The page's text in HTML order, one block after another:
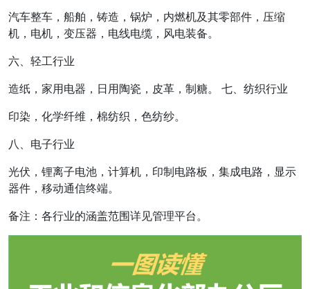
汽车整车，船舶，铸造，锅炉，内燃机及其零部件，压缩
机，电机，变压器，电线电缆，风电装备。
六、轻工行业
造纸，家用电器，日用陶瓷，皮革，制糖。 七、纺织行业
印染，化学纤维，棉纺织，色纺纱。
八、电子行业
光伏，锂离子电池，计算机，印制电路板，集成电路，显示
器件，移动通信终端。
备注：各行业的涵盖范围详见管理平台。